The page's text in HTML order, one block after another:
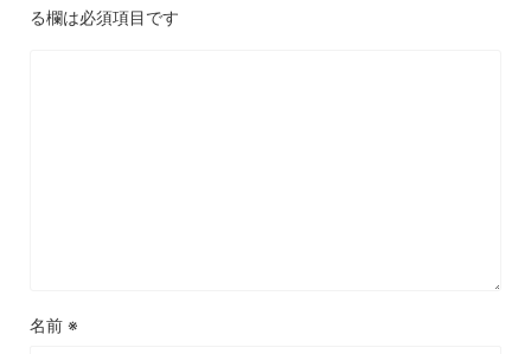
る欄は必須項目です
名前 ※